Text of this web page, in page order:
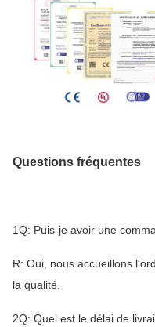
Questions fréquentes
1Q: Puis-je avoir une
R: Oui, nous accueillons
la qualité.
2Q: Quel est le délai de